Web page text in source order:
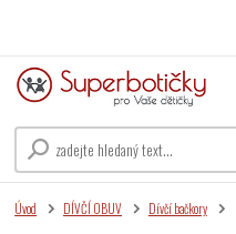
Úvod DÍVČÍ OBUV Dívčí bačkory